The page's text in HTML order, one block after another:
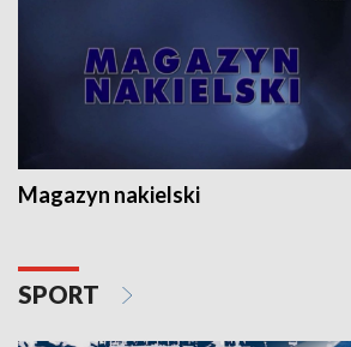
Magazyn nakielski
SPORT